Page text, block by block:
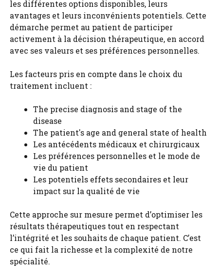
les différentes options disponibles, leurs
avantages et leurs inconvénients potentiels. Cette
démarche permet au patient de participer
activement à la décision thérapeutique, en accord
avec ses valeurs et ses préférences personnelles.
Les facteurs pris en compte dans le choix du
traitement incluent :
The precise diagnosis and stage of the
disease
The patient's age and general state of health
Les antécédents médicaux et chirurgicaux
Les préférences personnelles et le mode de
vie du patient
Les potentiels effets secondaires et leur
impact sur la qualité de vie
Cette approche sur mesure permet d’optimiser les
résultats thérapeutiques tout en respectant
l’intégrité et les souhaits de chaque patient. C’est
ce qui fait la richesse et la complexité de notre
spécialité.